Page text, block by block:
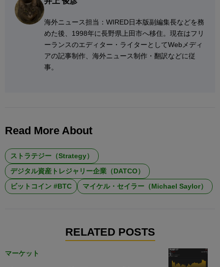
海外ニュース担当：WIRED日本版副編集長などを務
めた後、1998年に長野県上田市へ移住。現在はフリ
ーランスのエディター・ライターとしてWebメディ
アの記事制作、海外ニュース制作・翻訳などに従
事。
Read More About
ストラテジー（Strategy）
デジタル資産トレジャリー企業（DATCO）
ビットコイン #BTC
マイケル・セイラー（Michael Saylor）
RELATED POSTS
マーケット